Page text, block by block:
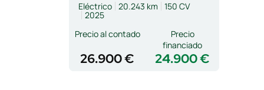
Eléctrico 20.243 km 150 CV
2025
Precio al contado
26.900 € 24.900 €
Precio
financiado